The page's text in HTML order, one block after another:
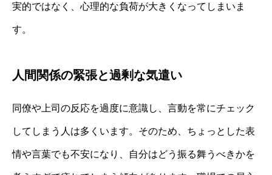
実的ではなく、心理的な負荷が大きくなってしまいま
す。
人間関係の緊張と過剰な気遣い
同僚や上司の反応を過度に意識し、言動を常にチェック
してしまう人は多くいます。そのため、ちょっとした表
情や言葉でも不安になり、自分はどう振る舞うべきかを